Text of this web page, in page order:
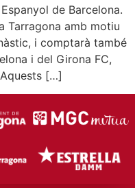
de Barcelona.
Tarragona amb motiu
i comptarà també
i del Girona FC,
[…]